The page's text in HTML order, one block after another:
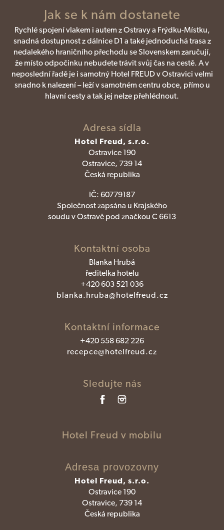
Jak se k nám dostanete
Rychlé spojení vlakem i autem z Ostravy a Frýdku-Místku,
snadná dostupnost z dálnice D1 a také jednoduchá trasa z
nedalekého hraničního přechodu se Slovenskem zaručují,
že místo odpočinku nebudete trávit svůj čas na cestě. A v
neposlední řadě je i samotný Hotel FREUD v Ostravici velmi
snadno k nalezení – leží v samotném centru obce, přímo u
hlavní cesty a tak jej nelze přehlédnout.
Adresa sídla
Hotel Freud, s.r.o.
Ostravice 190
Ostravice, 739 14
Česká republika
IČ: 60779187
Společnost zapsána u Krajského
soudu v Ostravě pod značkou C 6613
Kontaktní osoba
Blanka Hrubá
ředitelka hotelu
+420 603 521 036
blanka.hruba@hotelfreud.cz
Kontaktní informace
+420 558 682 226
recepce@hotelfreud.cz
Sledujte nás
Hotel Freud v mobilu
Adresa provozovny
Hotel Freud, s.r.o.
Ostravice 190
Ostravice, 739 14
Česká republika